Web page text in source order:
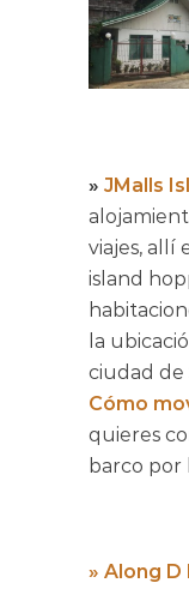
» JMalls
viajes, allí
island
la
ciudad de
Cómo
quieres
barco por
» Along D